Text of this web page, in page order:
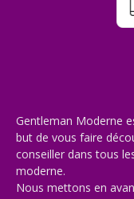
Gentleman Moderne
but de vous faire
conseiller dans tous
moderne.
Nous mettons en